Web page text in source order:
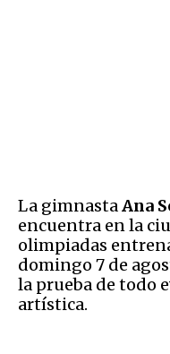
La gimnasta Ana
encuentra en la
olimpiadas
domingo 7 de
la prueba de todo
artística.